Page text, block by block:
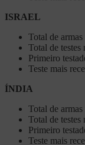
ISRAEL
Total de
Total de testes
Primeiro
Teste mais
ÍNDIA
Total de
Total de testes
Primeiro
Teste mais